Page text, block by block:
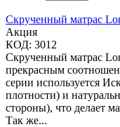
Скрученный матрас
Aкция
КОД: 3012
Скрученный матрас
прекрасным
серии используется
плотности) и
стороны), что делает
Так же...